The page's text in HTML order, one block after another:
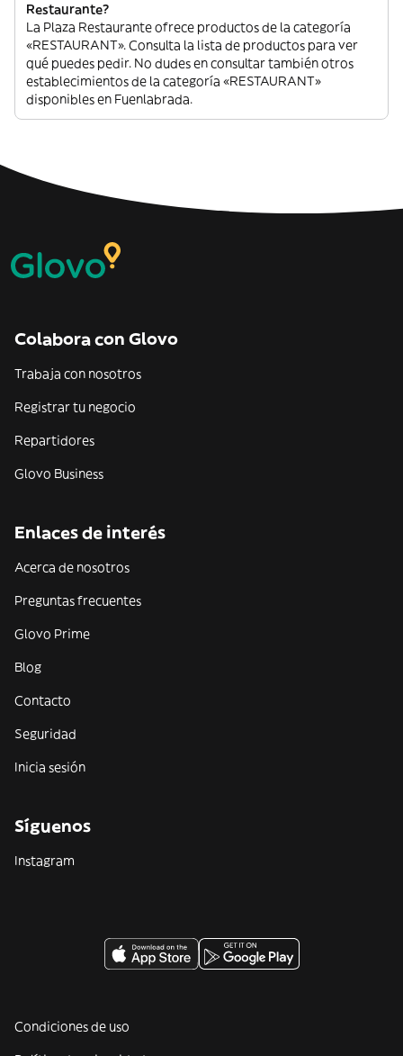
Restaurante?
La Plaza Restaurante ofrece productos de la categoría
«RESTAURANT». Consulta la lista de productos para ver
qué puedes pedir. No dudes en consultar también otros
establecimientos de la categoría «RESTAURANT»
disponibles en Fuenlabrada.
Colabora con Glovo
Trabaja con nosotros
Registrar tu negocio
Repartidores
Glovo Business
Enlaces de interés
Acerca de nosotros
Preguntas frecuentes
Glovo Prime
Blog
Contacto
Seguridad
Inicia sesión
Síguenos
Instagram
Condiciones de uso